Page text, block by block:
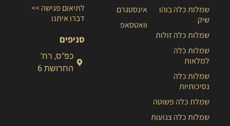
שמלות כלה בוהו
שיק
שמלות כלה זולות
שמלות כלה
למלאות
שמלות כלה
נסיכותיות
שמלת כלה פשוטה
שמלות כלה צנועות
אינסטגרם
וואטסאפ
לתיאום פגישה >>
דברו איתנו
סניפים
כפ"ס, רח'
החרושת 6